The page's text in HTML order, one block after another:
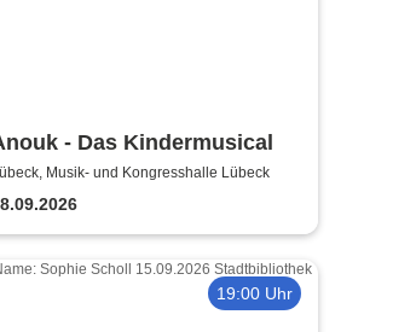
- Das Kindermusical
Musik- und Kongresshalle Lübeck
19:00 Uhr